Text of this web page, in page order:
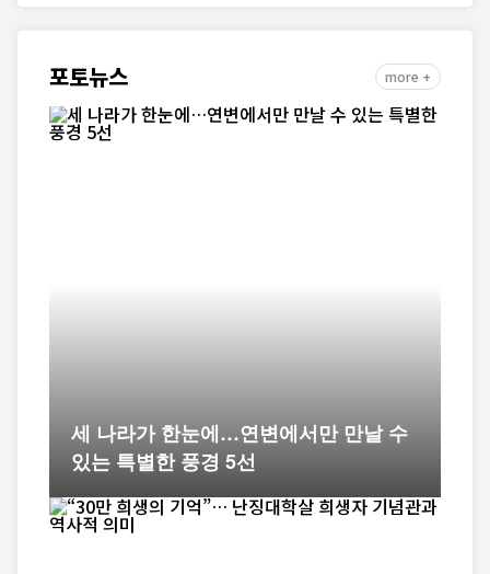
포토뉴스 more +
세 나라가 한눈에…연변에서만 만날 수
있는 특별한 풍경 5선